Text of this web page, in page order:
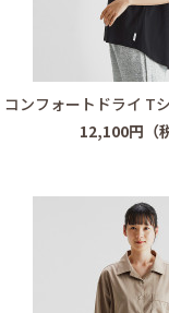
コンフォートドライ T
12,100円（